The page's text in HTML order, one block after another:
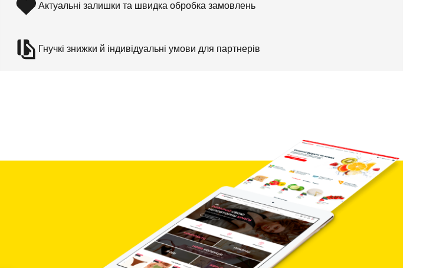
Актуальні залишки та швидка обробка замовлень
Гнучкі знижки й індивідуальні умови для партнерів